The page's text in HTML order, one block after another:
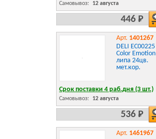
Самовывоз: 12 августа
446 Р
Арт. 1401267
DELI EC00225
Color Emotion
липа 24цв.
мет.кор.
Срок поставки 4 раб.дня (3 шт.)
Самовывоз: 12 августа
536 Р
Арт. 1461967